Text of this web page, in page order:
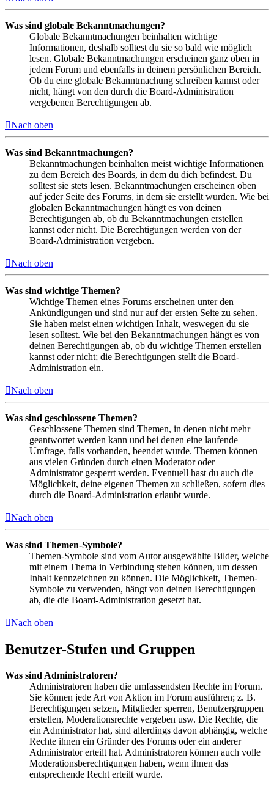
Was sind globale Bekanntmachungen?
Globale Bekanntmachungen beinhalten wichtige
Informationen, deshalb solltest du sie so bald wie möglich
lesen. Globale Bekanntmachungen erscheinen ganz oben in
jedem Forum und ebenfalls in deinem persönlichen Bereich.
Ob du eine globale Bekanntmachung schreiben kannst oder
nicht, hängt von den durch die Board-Administration
vergebenen Berechtigungen ab.
Nach oben
Was sind Bekanntmachungen?
Bekanntmachungen beinhalten meist wichtige Informationen
zu dem Bereich des Boards, in dem du dich befindest. Du
solltest sie stets lesen. Bekanntmachungen erscheinen oben
auf jeder Seite des Forums, in dem sie erstellt wurden. Wie bei
globalen Bekanntmachungen hängt es von deinen
Berechtigungen ab, ob du Bekanntmachungen erstellen
kannst oder nicht. Die Berechtigungen werden von der
Board-Administration vergeben.
Nach oben
Was sind wichtige Themen?
Wichtige Themen eines Forums erscheinen unter den
Ankündigungen und sind nur auf der ersten Seite zu sehen.
Sie haben meist einen wichtigen Inhalt, weswegen du sie
lesen solltest. Wie bei den Bekanntmachungen hängt es von
deinen Berechtigungen ab, ob du wichtige Themen erstellen
kannst oder nicht; die Berechtigungen stellt die Board-
Administration ein.
Nach oben
Was sind geschlossene Themen?
Geschlossene Themen sind Themen, in denen nicht mehr
geantwortet werden kann und bei denen eine laufende
Umfrage, falls vorhanden, beendet wurde. Themen können
aus vielen Gründen durch einen Moderator oder
Administrator gesperrt werden. Eventuell hast du auch die
Möglichkeit, deine eigenen Themen zu schließen, sofern dies
durch die Board-Administration erlaubt wurde.
Nach oben
Was sind Themen-Symbole?
Themen-Symbole sind vom Autor ausgewählte Bilder, welche
mit einem Thema in Verbindung stehen können, um dessen
Inhalt kennzeichnen zu können. Die Möglichkeit, Themen-
Symbole zu verwenden, hängt von deinen Berechtigungen
ab, die die Board-Administration gesetzt hat.
Nach oben
Benutzer-Stufen und Gruppen
Was sind Administratoren?
Administratoren haben die umfassendsten Rechte im Forum.
Sie können jede Art von Aktion im Forum ausführen; z. B.
Berechtigungen setzen, Mitglieder sperren, Benutzergruppen
erstellen, Moderationsrechte vergeben usw. Die Rechte, die
ein Administrator hat, sind allerdings davon abhängig, welche
Rechte ihnen ein Gründer des Forums oder ein anderer
Administrator erteilt hat. Administratoren können auch volle
Moderationsberechtigungen haben, wenn ihnen das
entsprechende Recht erteilt wurde.